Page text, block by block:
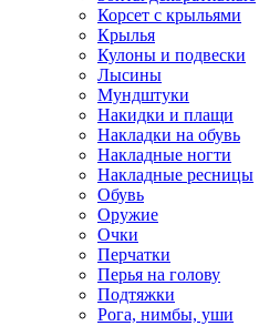
Корсет с крыльями
Крылья
Кулоны и подвески
Лысины
Мундштуки
Накидки и плащи
Накладки на обувь
Накладные ногти
Накладные ресницы
Обувь
Оружие
Очки
Перчатки
Перья на голову
Подтяжки
Рога, нимбы, уши